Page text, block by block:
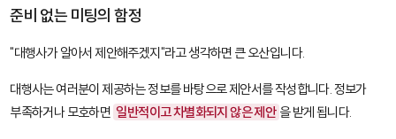
준비 없는 미팅의 함정
"대행사가 알아서 제안해주겠지"라고 생각하면 큰 오산입니다.
대행사는 여러분이 제공하는 정보를 바탕으로 제안서를 작성합니다. 정보가
부족하거나 모호하면 일반적이고 차별화되지 않은 제안 을 받게 됩니다.